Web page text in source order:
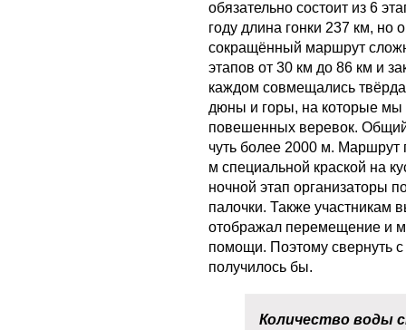
обязательно состоит из 6
году длина гонки 237 км, но
сокращённый маршрут
этапов от 30 км до 86 км и
каждом совмещались
дюны и горы, на которые мы
повешенных веревок.
чуть более 2000 м. Маршрут
м специальной краской на
ночной этап организаторы
палочки. Также участникам
отображал перемещение и
помощи. Поэтому свернуть
получилось бы.
Количество воды